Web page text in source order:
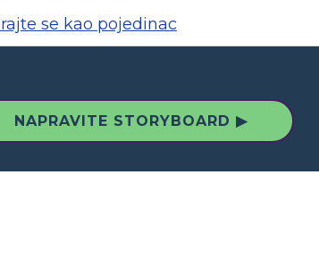
se kao pojedinac
NAPRAVITE STORYBOARD ▶